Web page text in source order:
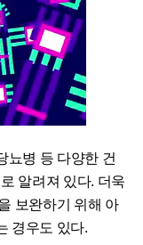
뇨병 등 다양한 건
알려져 있다. 더욱
보완하기 위해 아
경우도 있다.